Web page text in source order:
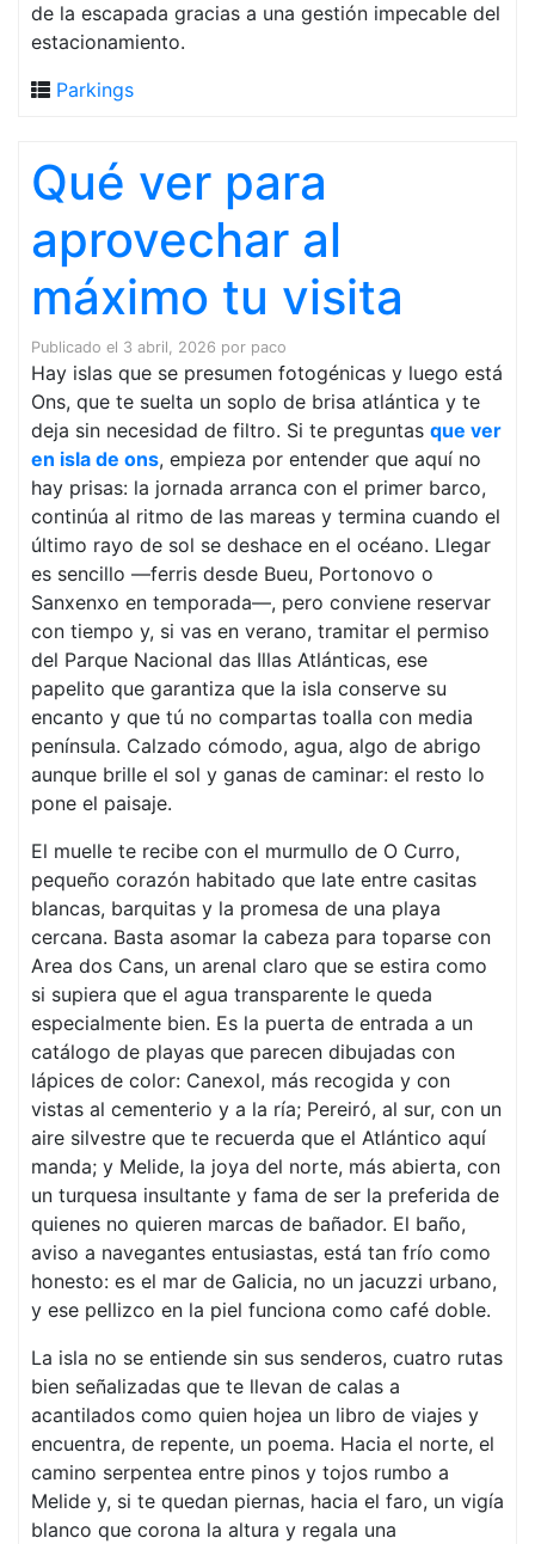
de la escapada gracias a una gestión impecable del
estacionamiento.
Parkings
Qué ver para
aprovechar al
máximo tu visita
Publicado el 3 abril, 2026 por paco
Hay islas que se presumen fotogénicas y luego está
Ons, que te suelta un soplo de brisa atlántica y te
deja sin necesidad de filtro. Si te preguntas que ver
en isla de ons, empieza por entender que aquí no
hay prisas: la jornada arranca con el primer barco,
continúa al ritmo de las mareas y termina cuando el
último rayo de sol se deshace en el océano. Llegar
es sencillo —ferris desde Bueu, Portonovo o
Sanxenxo en temporada—, pero conviene reservar
con tiempo y, si vas en verano, tramitar el permiso
del Parque Nacional das Illas Atlánticas, ese
papelito que garantiza que la isla conserve su
encanto y que tú no compartas toalla con media
península. Calzado cómodo, agua, algo de abrigo
aunque brille el sol y ganas de caminar: el resto lo
pone el paisaje.
El muelle te recibe con el murmullo de O Curro,
pequeño corazón habitado que late entre casitas
blancas, barquitas y la promesa de una playa
cercana. Basta asomar la cabeza para toparse con
Area dos Cans, un arenal claro que se estira como
si supiera que el agua transparente le queda
especialmente bien. Es la puerta de entrada a un
catálogo de playas que parecen dibujadas con
lápices de color: Canexol, más recogida y con
vistas al cementerio y a la ría; Pereiró, al sur, con un
aire silvestre que te recuerda que el Atlántico aquí
manda; y Melide, la joya del norte, más abierta, con
un turquesa insultante y fama de ser la preferida de
quienes no quieren marcas de bañador. El baño,
aviso a navegantes entusiastas, está tan frío como
honesto: es el mar de Galicia, no un jacuzzi urbano,
y ese pellizco en la piel funciona como café doble.
La isla no se entiende sin sus senderos, cuatro rutas
bien señalizadas que te llevan de calas a
acantilados como quien hojea un libro de viajes y
encuentra, de repente, un poema. Hacia el norte, el
camino serpentea entre pinos y tojos rumbo a
Melide y, si te quedan piernas, hacia el faro, un vigía
blanco que corona la altura y regala una